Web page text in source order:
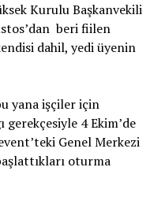
Kurulu Başkanvekili
beri fiilen
dahil, yedi üyenin
yana işçiler için
4 Ekim’de
Genel Merkezi
oturma